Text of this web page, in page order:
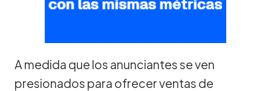
A medida que los anunciantes se ven
presionados para ofrecer ventas de